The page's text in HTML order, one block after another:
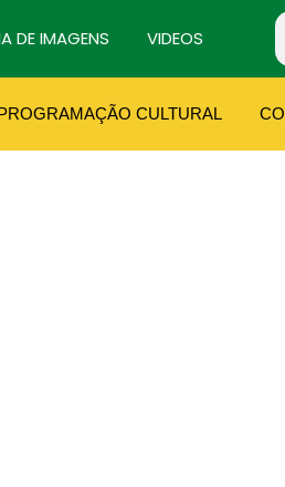
DE IMAGENS VIDEOS
CULTURAL